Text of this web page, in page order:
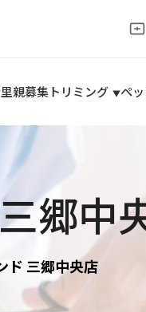
里親募集トリミング ペ
郷中
ド 三郷中央店